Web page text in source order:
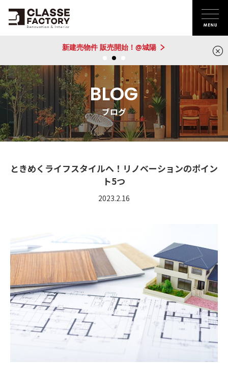
新建売物件 販売開始！@城陽
BLOG
ブログ
ときめくライフスタイルへ！リノベーションのポイン
ト5つ
2023.2.16